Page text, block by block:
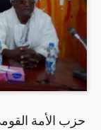
حزب الأمة